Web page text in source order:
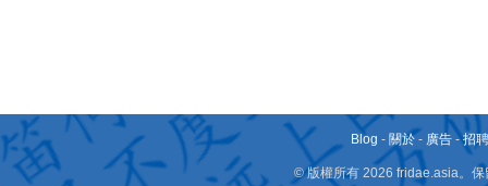
Blog - 關於 - 廣告 -招
© 版權所有 2026 fridae.asia。